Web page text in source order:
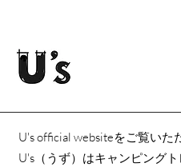
U's official websiteをご覧いた
U's（うず）はキャンピング